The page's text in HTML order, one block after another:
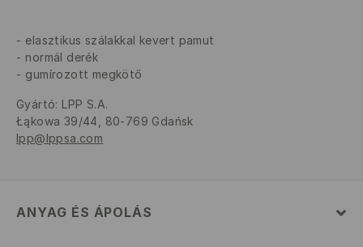
elasztikus szálakkal kevert pamut
normál derék
gumírozott megkötő
Gyártó: LPP S.A.
Łąkowa 39/44, 80-769 Gdańsk
lpp@lppsa.com
ANYAG ÉS ÁPOLÁS